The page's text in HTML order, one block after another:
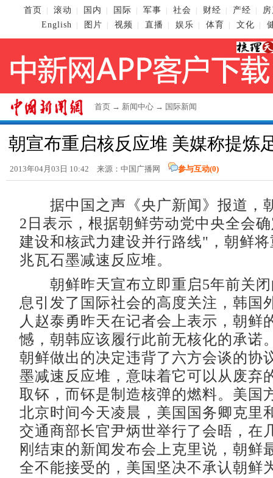
首页 滚动 国内 国际 军事 社会 财经 产经
English
图片 视频 直播 娱乐 体育 文化
首页 → 新闻中心 → 国际新闻
朝宣布重启核反应堆 美媒称提炼
2013年04月03日 10:42 来源：中国广播网 参与互动(0)
据中国之声《央广新闻》报道，
2日表示，根据朝鲜劳动党中央全会
建设和核武力建设并行路线"，朝鲜
兆瓦石墨减速反应堆。
朝鲜昨天宣布立即重启5年前关闭
息引发了国际社会的高度关注，韩国
人赵泰勇昨天在记者会上表示，朝鲜
憾，朝韩应该履行此前无核化的承诺
朝鲜做出的决定违背了六方会谈的协
墨减速反应堆，意味着它可以从废弃
取钚，而钚是制造核弹的燃料。美国
北京时间今天凌晨，美国国务卿克里
交通商部长官尹炳世举行了会晤，在
刚结束的新闻发布会上克里说，朝鲜
全不能接受的，美国坚决不承认朝鲜